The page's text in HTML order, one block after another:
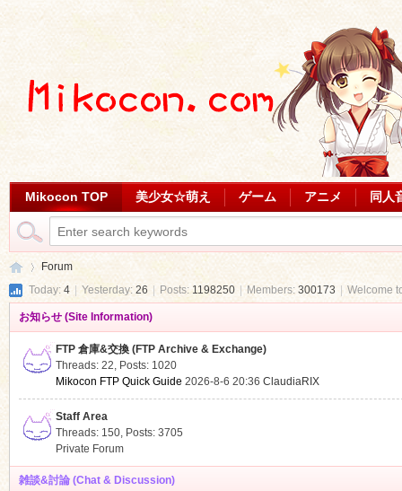
Mikocon TOP 美少女☆萌え ゲーム アニメ 同人
Forum
Today: 4 Yesterday: 26 Posts:1198250 Members: 300173 Welcome
お知らせ (Site Information)
FTP 倉庫&交換 (FTP Archive & Exchange)
Threads: 22, Posts: 1020
Mikocon FTP Quick Guide 2026-8-6 20:36 ClaudiaRIX
Staff Area
Threads: 150, Posts: 3705
Private Forum
雑談&討論 (Chat & Discussion)